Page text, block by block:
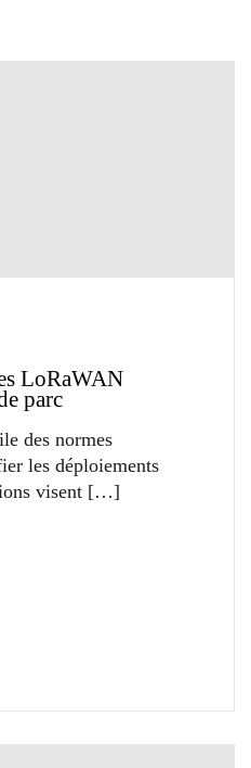
LoRaWAN
parc
des normes
les déploiements
visent